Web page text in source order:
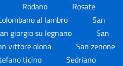
Rodano
Rosate
al lambro
San
giorgio su legnano
San
vittore olona
San zenone
ticino
Sedriano